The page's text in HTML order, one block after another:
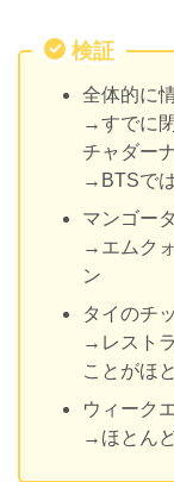
検証
全体的に
→すでに
チャダー
→BTSで
マンゴー
→エムク
ン
タイのチ
→レスト
ことがほ
ウィーク
→ほとん